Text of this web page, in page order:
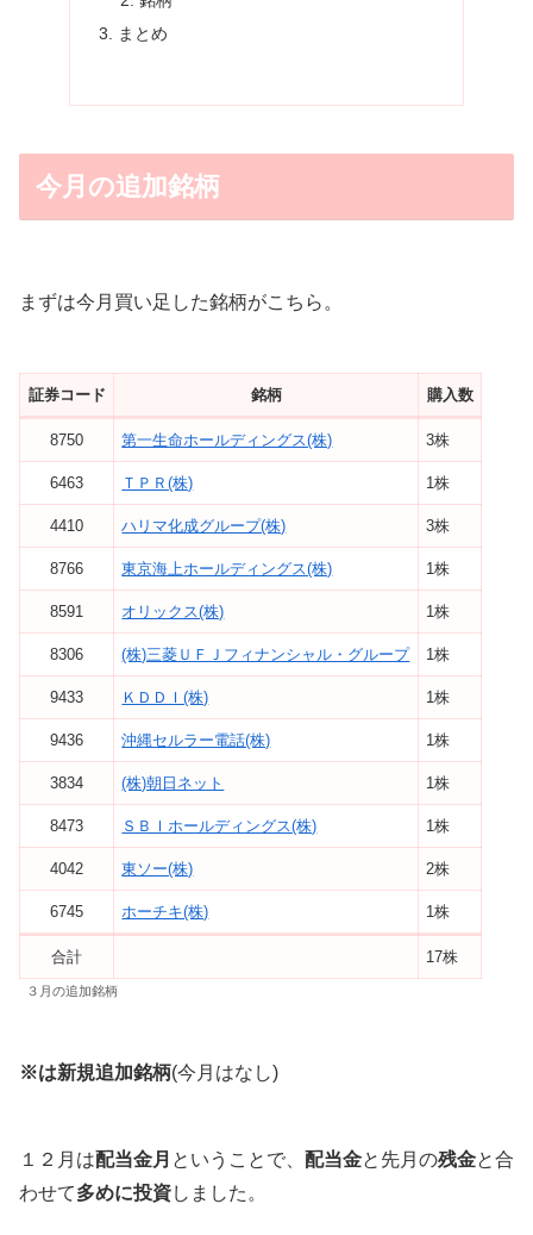
まとめ
今月の追加銘柄
まずは今月買い足した銘柄がこちら。
証券コード 銘柄 購入数
8750 第一生命ホールディングス(株) 3株
6463 ＴＰＲ(株) 1株
4410 ハリマ化成グループ(株) 3株
8766 東京海上ホールディングス(株) 1株
8591 オリックス(株) 1株
8306 (株)三菱ＵＦＪフィナンシャル・グループ 1株
9433 ＫＤＤＩ(株) 1株
9436 沖縄セルラー電話(株) 1株
3834 (株)朝日ネット 1株
8473 ＳＢＩホールディングス(株) 1株
4042 東ソー(株) 2株
6745 ホーチキ(株) 1株
合計 17株
３月の追加銘柄
※は新規追加銘柄(今月はなし)
１２月は配当金月 ということで、 配当金と先月の残金と合
わせて多めに投資しました。